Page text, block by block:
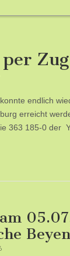
endlich
erreicht
363 185-0 der